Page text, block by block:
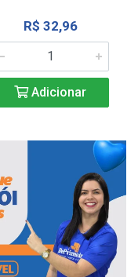
R$ 32,96
Adicionar